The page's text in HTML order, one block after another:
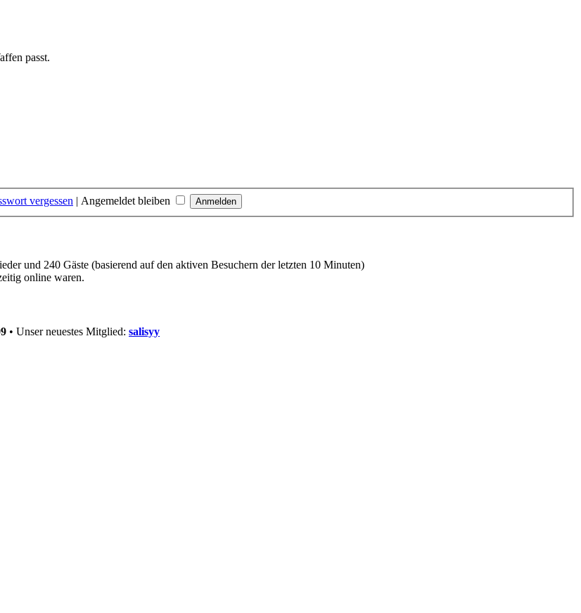
passt.
vergessen | Angemeldet bleiben
und 240 Gäste (basierend auf den aktiven Besuchern der letzten 10 Minuten)
online waren.
• Unser neuestes Mitglied: salisyy